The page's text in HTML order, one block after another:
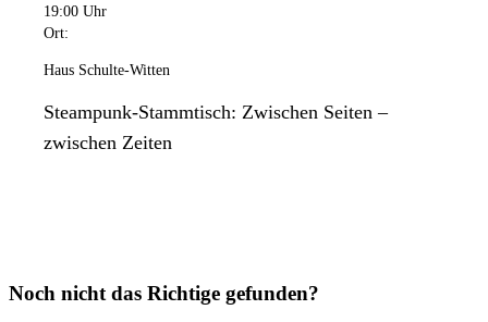
19:00 Uhr
Ort:
Haus Schulte-Witten
Steampunk-Stammtisch: Zwischen Seiten –
zwischen Zeiten
Noch nicht das Richtige gefunden?